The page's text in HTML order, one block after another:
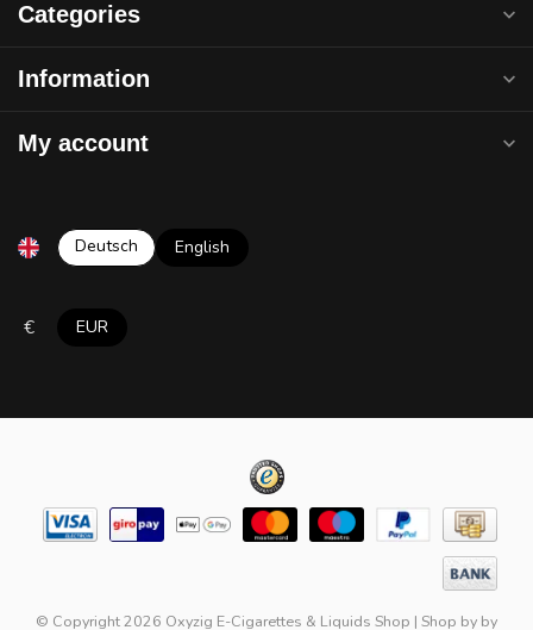
Categories
Information
My account
Deutsch English
€ EUR
© Copyright 2026 Oxyzig E-Cigarettes & Liquids Shop | Shop by by